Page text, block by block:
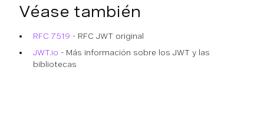
Véase también
RFC 7519 - RFC JWT original
JWT.io - Más información sobre los JWT y las
bibliotecas